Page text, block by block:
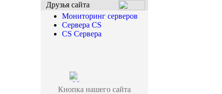
Друзья сайта
Мониторинг серверов
Сервера CS
CS Сервера
Кнопка нашего сайта